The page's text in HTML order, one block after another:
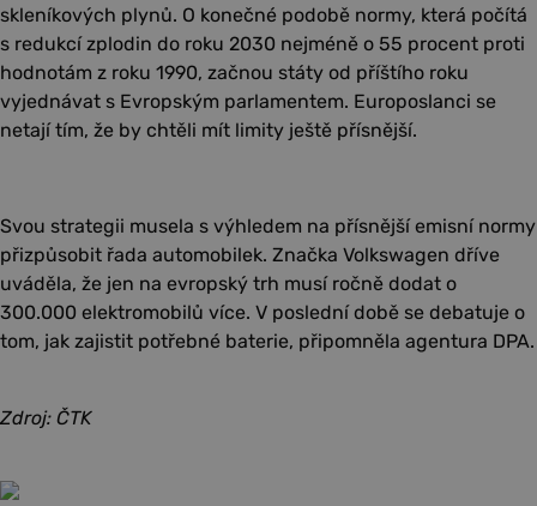
skleníkových plynů. O konečné podobě normy, která počítá
s redukcí zplodin do roku 2030 nejméně o 55 procent proti
hodnotám z roku 1990, začnou státy od příštího roku
vyjednávat s Evropským parlamentem. Europoslanci se
netají tím, že by chtěli mít limity ještě přísnější.
Svou strategii musela s výhledem na přísnější emisní normy
přizpůsobit řada automobilek. Značka Volkswagen dříve
uváděla, že jen na evropský trh musí ročně dodat o
300.000 elektromobilů více. V poslední době se debatuje o
tom, jak zajistit potřebné baterie, připomněla agentura DPA.
Zdroj: ČTK